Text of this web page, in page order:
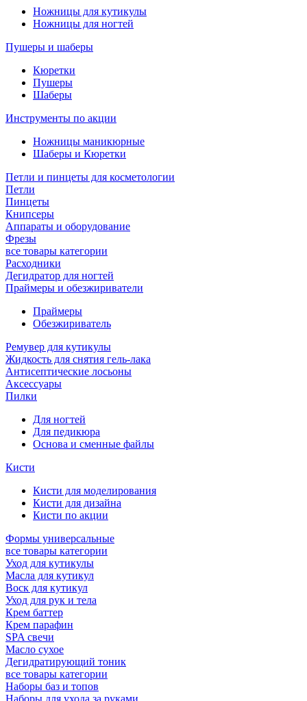
Ножницы для кутикулы
Ножницы для ногтей
Пушеры и шаберы
Кюретки
Пушеры
Шаберы
Инструменты по акции
Ножницы маникюрные
Шаберы и Кюретки
Петли и пинцеты для косметологии
Петли
Пинцеты
Книпсеры
Аппараты и оборудование
Фрезы
все товары категории
Расходники
Дегидратор для ногтей
Праймеры и обезжириватели
Праймеры
Обезжириватель
Ремувер для кутикулы
Жидкость для снятия гель-лака
Антисептические лосьоны
Аксессуары
Пилки
Для ногтей
Для педикюра
Основа и сменные файлы
Кисти
Кисти для моделирования
Кисти для дизайна
Кисти по акции
Формы универсальные
все товары категории
Уход для кутикулы
Масла для кутикул
Воск для кутикул
Уход для рук и тела
Крем баттер
Крем парафин
SPA свечи
Масло сухое
Дегидратирующий тоник
все товары категории
Наборы баз и топов
Наборы для ухода за руками